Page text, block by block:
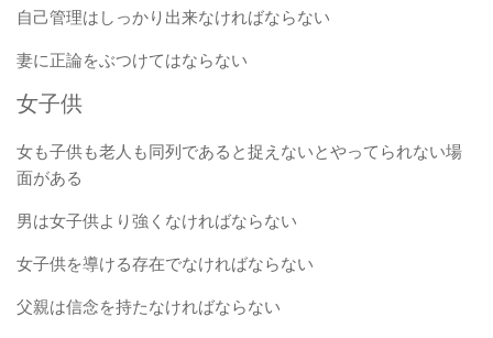
自己管理はしっかり出来なければならない
妻に正論をぶつけてはならない
女子供
女も子供も老人も同列であると捉えないとやってられない場
面がある
男は女子供より強くなければならない
女子供を導ける存在でなければならない
父親は信念を持たなければならない